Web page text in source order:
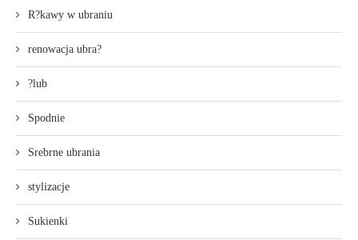
R?kawy w ubraniu
renowacja ubra?
?lub
Spodnie
Srebrne ubrania
stylizacje
Sukienki